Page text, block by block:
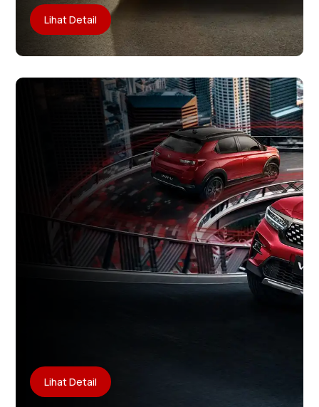
Lihat Detail
Lihat Detail